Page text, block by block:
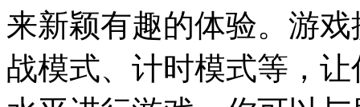
来新颖有趣的体验。游
战模式、计时模式等，